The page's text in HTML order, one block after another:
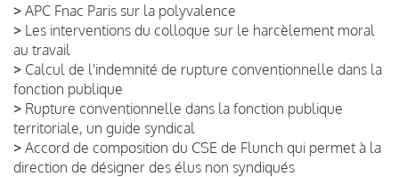
> APC Fnac Paris sur la polyvalence
> Les interventions du colloque sur le harcèlement moral
au travail
> Calcul de l'indemnité de rupture conventionnelle dans la
fonction publique
> Rupture conventionnelle dans la fonction publique
territoriale, un guide syndical
> Accord de composition du CSE de Flunch qui permet à la
direction de désigner des élus non syndiqués